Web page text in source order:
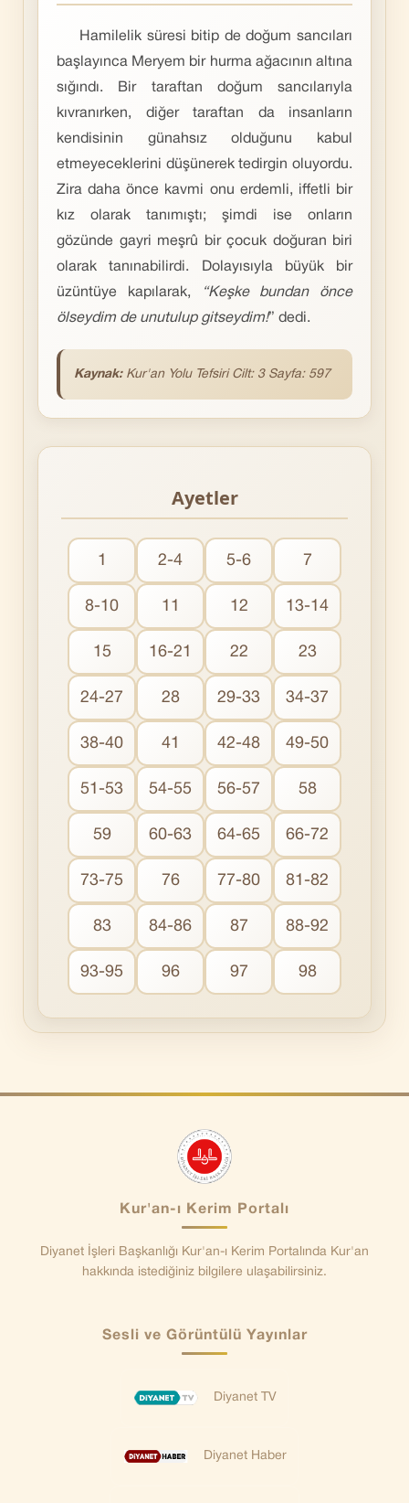
Hamilelik süresi bitip de doğum sancıları
başlayınca Meryem bir hurma ağacının altına
sığındı. Bir taraftan doğum sancılarıyla
kıvranırken, diğer taraftan da insanların
kendisinin günahsız olduğunu kabul
etmeyeceklerini düşünerek tedirgin oluyordu.
Zira daha önce kavmi onu erdemli, iffetli bir
kız olarak tanımıştı; şimdi ise onların
gözünde gayri meşrû bir çocuk doğuran biri
olarak tanınabilirdi. Dolayısıyla büyük bir
üzüntüye kapılarak,
“Keşke bundan önce
ölseydim de unutulup gitseydim!” dedi.
Kaynak: Kur'an Yolu Tefsiri Cilt: 3 Sayfa: 597
Ayetler
1 2-4 5-6 7
8-10 11 12 13-14
15 16-21 22 23
24-27 28 29-33 34-37
38-40 41 42-48 49-50
51-53 54-55 56-57 58
59 60-63 64-65 66-72
73-75 76 77-80 81-82
83 84-86 87 88-92
93-95 96 97 98
Kur'an-ı Kerim Portalı
Diyanet İşleri Başkanlığı Kur'an-ı Kerim Portalında Kur'an
hakkında istediğiniz bilgilere ulaşabilirsiniz.
Sesli ve Görüntülü Yayınlar
Diyanet TV
Diyanet Haber